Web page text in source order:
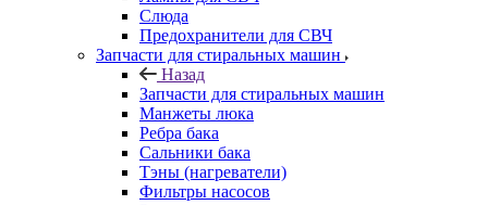
Слюда
Предохранители для СВЧ
Запчасти для стиральных машин
Назад
Запчасти для стиральных машин
Манжеты люка
Ребра бака
Сальники бака
Тэны (нагреватели)
Фильтры насосов